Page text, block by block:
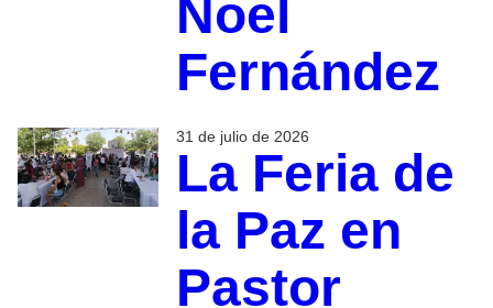
Noel
Fernández
31 de julio de 2026
La Feria de
la Paz en
Pastor